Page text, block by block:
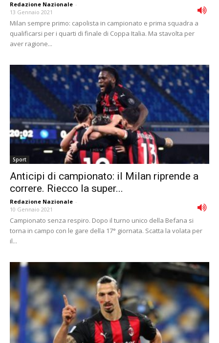
Redazione Nazionale -
13 Gennaio 2021
Milan sempre primo: capolista in campionato e prima squadra a
qualificarsi per i quarti di finale di Coppa Italia. Ma stavolta per
aver ragione...
Sport
Anticipi di campionato: il Milan riprende a
correre. Riecco la super...
Redazione Nazionale -
10 Gennaio 2021
Campionato senza respiro. Dopo il turno unico della Befana si
torna in campo con le gare della 17° giornata. Scatta la volata per
il...